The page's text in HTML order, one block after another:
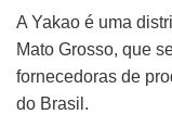
A Yakao é uma
Mato Grosso, que
fornecedoras de
do Brasil.